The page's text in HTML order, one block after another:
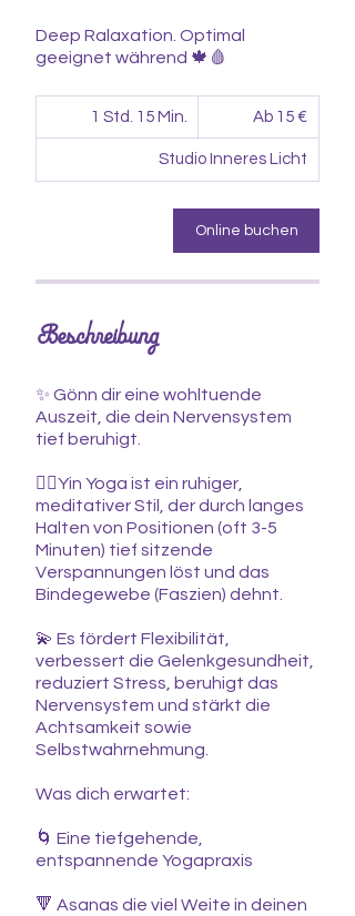
Deep Ralaxation. Optimal
geeignet während 🍁🩸
1 Std. 15 Min.
S
t
d
M
i
n
Ab 15 €
Studio Inneres Licht
Online buchen
Beschreibung
✨ Gönn dir eine wohltuende
Auszeit, die dein Nervensystem
tief beruhigt.
🧘‍♀️Yin Yoga ist ein ruhiger,
meditativer Stil, der durch langes
Halten von Positionen (oft 3-5
Minuten) tief sitzende
Verspannungen löst und das
Bindegewebe (Faszien) dehnt.
💫 Es fördert Flexibilität,
verbessert die Gelenkgesundheit,
reduziert Stress, beruhigt das
Nervensystem und stärkt die
Achtsamkeit sowie
Selbstwahrnehmung.
Was dich erwartet:
🌀 Eine tiefgehende,
entspannende Yogapraxis
🔻 Asanas die viel Weite in deinen